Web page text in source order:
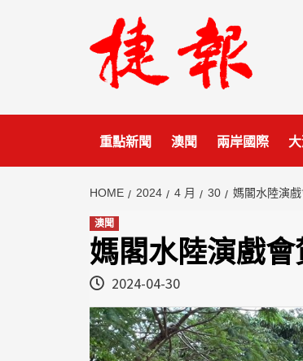
重點新聞 澳聞 兩岸國際
HOME 2024 4 月 30 媽閣水陸演
澳聞
媽閣水陸演戲
2024-04-30